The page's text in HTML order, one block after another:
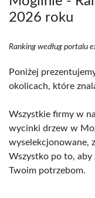
2026 roku
Ranking według portalu
Poniżej
okolicach, które
Wszystkie firmy w
wycinki drzew w
wyselekcjonowane,
Wszystko po to,
Twoim potrzebom.